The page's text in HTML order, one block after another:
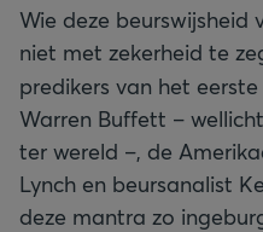
Wie deze beurswijsheid
niet met zekerheid te
predikers van het
Warren Buffett –
ter wereld –, de
Lynch en beursanalist
deze mantra zo